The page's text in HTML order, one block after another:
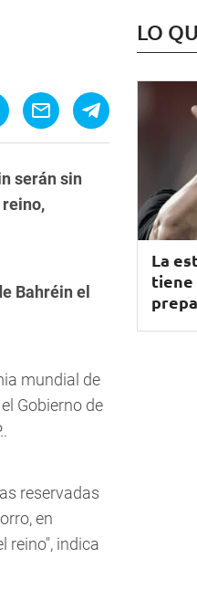
serán sin
Bahréin el
mundial de
Gobierno de
reservadas
en
reino", indica
LO
La
tiene